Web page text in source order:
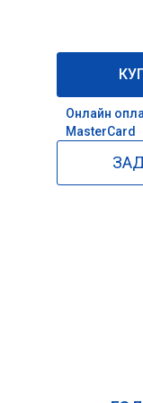
Онлайн
MasterCard